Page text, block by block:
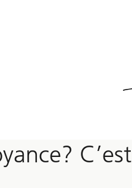
C’est